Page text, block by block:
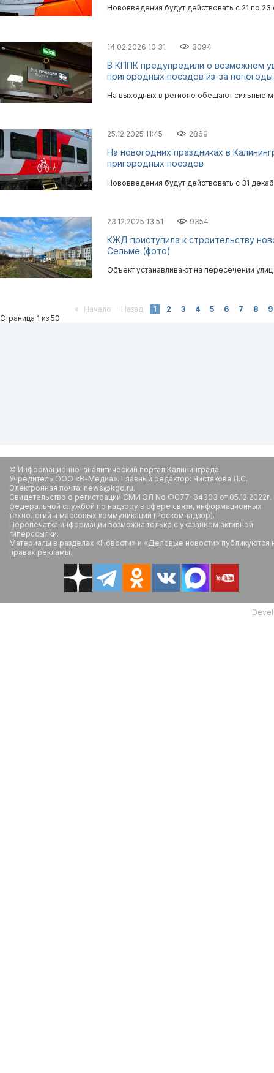
Нововведения будут действовать с 21 по
14.02.2026 10:31 3094
В КППК предупредили о возможном
пригородных поездов из-за непогоды
На выходных в регионе обещают сильные
25.12.2025 11:45 2869
На новогодних праздниках в
пригородных поездов
Нововведения будут действовать с 31
23.12.2025 13:51 9354
КЖД приступила к строительству
Сельме (фото)
Объект устанавливают на пересечении
« Начало Назад 1 2 3 4 5 6 7 8
9
Страница 1 из 50
© Информационно-аналитический портал Калининграда.
Учредитель ООО «В-Медиа». Главный редактор: Чистякова Л.С.
Электронная почта: news@kgd.ru.
Свидетельство о регистрации СМИ ЭЛ No ФС77-84303 от
федеральной службой по надзору в сфере связи, информационных
технологий и массовых коммуникаций (Роскомнадзор).
Перепечатка информации возможна только с указанием активной
гиперссылки.
Материалы в разделах «Новости» и «Деловые новости» публикуются
правах рекламы.